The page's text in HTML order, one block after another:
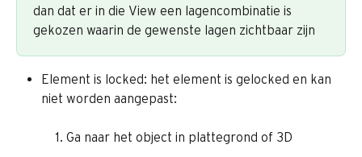
dan dat er in die View een lagencombinatie is
gekozen waarin de gewenste lagen zichtbaar zijn
Element is locked: het element is gelocked en kan
niet worden aangepast:
Ga naar het object in plattegrond of 3D